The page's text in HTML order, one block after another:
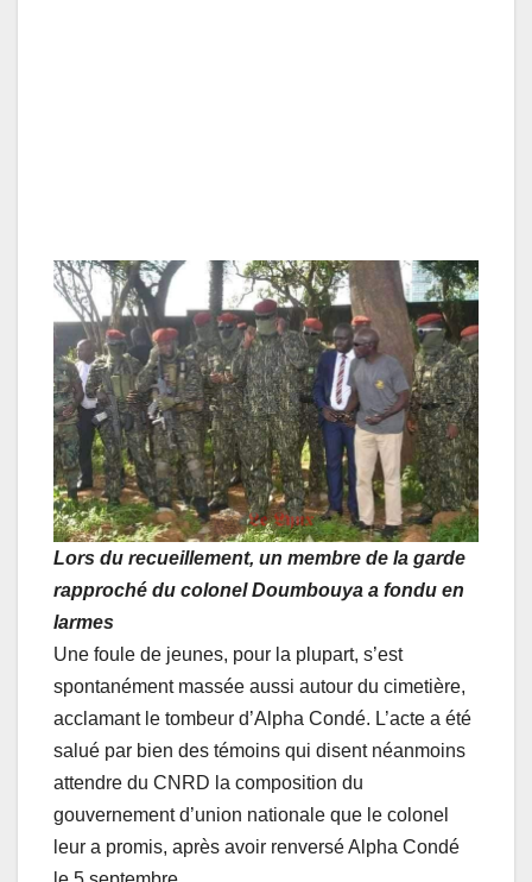
Lors du recueillement, un membre de la garde
rapproché du colonel Doumbouya a fondu en
larmes
Une foule de jeunes, pour la plupart, s’est
spontanément massée aussi autour du cimetière,
acclamant le tombeur d’Alpha Condé. L’acte a été
salué par bien des témoins qui disent néanmoins
attendre du CNRD la composition du
gouvernement d’union nationale que le colonel
leur a promis, après avoir renversé Alpha Condé